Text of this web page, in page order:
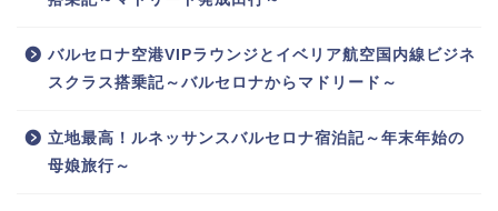
バルセロナ空港VIPラウンジとイベリア航空国内線ビジネ
スクラス搭乗記～バルセロナからマドリード～
立地最高！ルネッサンスバルセロナ宿泊記～年末年始の
母娘旅行～